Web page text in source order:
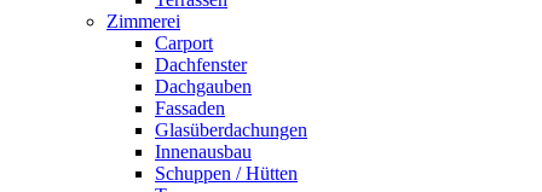
Zimmerei
Carport
Dachfenster
Dachgauben
Fassaden
Glasüberdachungen
Innenausbau
Schuppen / Hütten